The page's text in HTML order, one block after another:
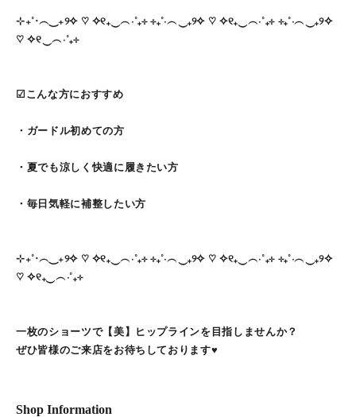
⊹₊˚‧︵‿₊୨✧ ♡ ✧୧₊‿︵‧˚₊⊹ ⊹₊˚‧︵‿₊୨✧ ♡ ✧୧₊‿︵‧˚₊⊹ ⊹₊˚‧︵‿₊୨✧
♡ ✧୧‿︵‧˚₊⊹
☑こんな方におすすめ
・ガードル初めての方
・夏でも涼しく快適に履きたい方
・毎日気軽に補整したい方
⊹₊˚‧︵‿₊୨✧ ♡ ✧୧₊‿︵‧˚₊⊹ ⊹₊˚‧︵‿₊୨✧ ♡ ✧୧₊‿︵‧˚₊⊹ ⊹₊˚‧︵‿₊୨✧
♡ ✧୧₊‿︵‧˚₊⊹
一枚のショーツで【美】ヒップラインを目指しませんか？
ぜひ皆様のご来店をお待ちしております♥
Shop Information